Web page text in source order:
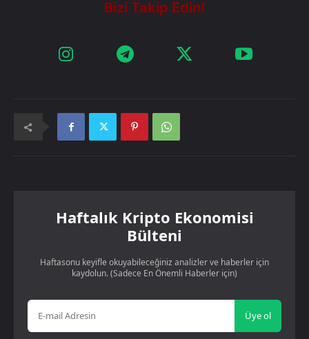
Haftalık Kripto Ekonomisi
Bülteni
Haftasonu keyifle okuyabileceğiniz analizler ve haberler için
kaydolun. (Sadece En Önemli Haberler için)
Üye ol